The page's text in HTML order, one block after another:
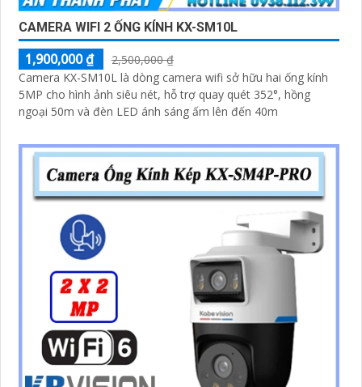
CAMERA WIFI 2 ỐNG KÍNH KX-SM10L
1,900,000 ₫
2,500,000 ₫
Camera KX-SM10L là dòng camera wifi sở hữu hai ống kính
5MP cho hình ảnh siêu nét, hỗ trợ quay quét 352°, hồng
ngoại 50m và đèn LED ánh sáng ấm lên đến 40m